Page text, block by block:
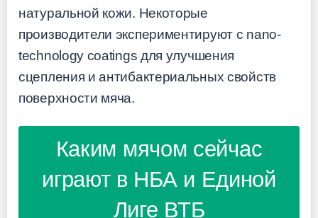
натуральной кожи. Некоторые
производители экспериментируют с nano-
technology coatings для улучшения
сцепления и антибактериальных свойств
поверхности мяча.
Каким мячом сейчас
играют в НБА и Единой
Лиге ВТБ